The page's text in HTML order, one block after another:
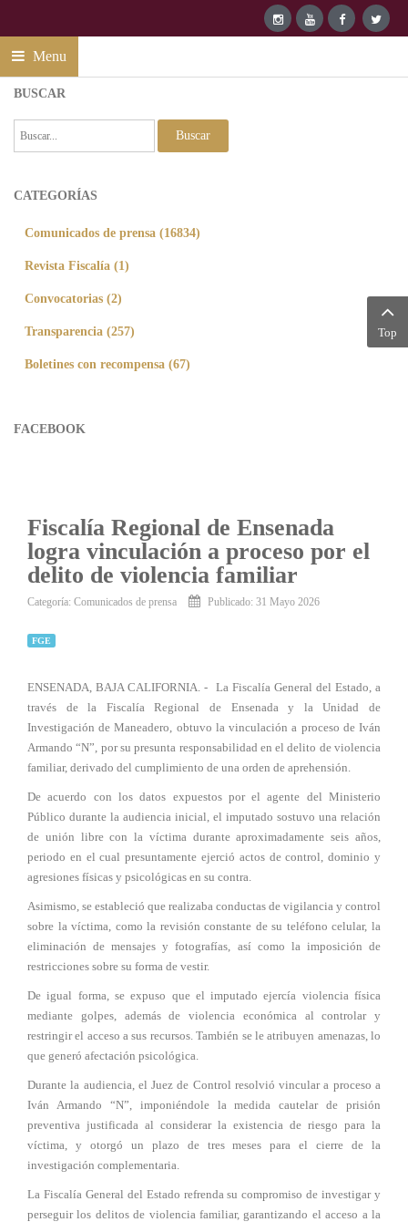
Menu
BUSCAR
Buscar
CATEGORÍAS
Comunicados de prensa (16834)
Revista Fiscalía (1)
Convocatorias (2)
Transparencia (257)
Boletines con recompensa (67)
FACEBOOK
Fiscalía Regional de Ensenada
logra vinculación a proceso por el
delito de violencia familiar
Categoría: Comunicados de prensa Publicado: 31 Mayo 2026
FGE
ENSENADA, BAJA CALIFORNIA. - La Fiscalía General del Estado, a
través de la Fiscalía Regional de Ensenada y la Unidad de
Investigación de Maneadero, obtuvo la vinculación a proceso de Iván
Armando “N”, por su presunta responsabilidad en el delito de violencia
familiar, derivado del cumplimiento de una orden de aprehensión.
De acuerdo con los datos expuestos por el agente del Ministerio
Público durante la audiencia inicial, el imputado sostuvo una relación
de unión libre con la víctima durante aproximadamente seis años,
periodo en el cual presuntamente ejerció actos de control, dominio y
agresiones físicas y psicológicas en su contra.
Asimismo, se estableció que realizaba conductas de vigilancia y control
sobre la víctima, como la revisión constante de su teléfono celular, la
eliminación de mensajes y fotografías, así como la imposición de
restricciones sobre su forma de vestir.
De igual forma, se expuso que el imputado ejercía violencia física
mediante golpes, además de violencia económica al controlar y
restringir el acceso a sus recursos. También se le atribuyen amenazas, lo
que generó afectación psicológica.
Durante la audiencia, el Juez de Control resolvió vincular a proceso a
Iván Armando “N”, imponiéndole la medida cautelar de prisión
preventiva justificada al considerar la existencia de riesgo para la
víctima, y otorgó un plazo de tres meses para el cierre de la
investigación complementaria.
La Fiscalía General del Estado refrenda su compromiso de investigar y
perseguir los delitos de violencia familiar, garantizando el acceso a la
Top